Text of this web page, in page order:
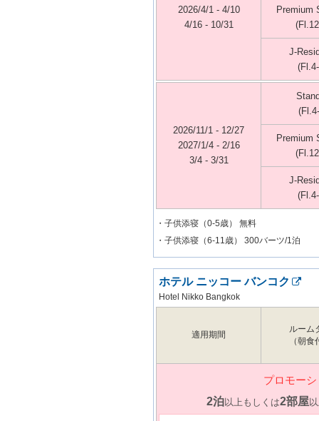
2026/4/1 - 4/10
4/16 - 10/31
Premium
J-
2026/11/1 - 12/27
2027/1/4 - 2/16
3/4 - 3/31
Premium
J-
・子供添寝（0-5歳） 無料
・子供添寝（6-11歳） 300バーツ/1泊
ホテル ニッコー バンコク
Hotel Nikko Bangkok
適用期間
ルーム
（朝
プロモーシ
2泊以上もしくは2部屋